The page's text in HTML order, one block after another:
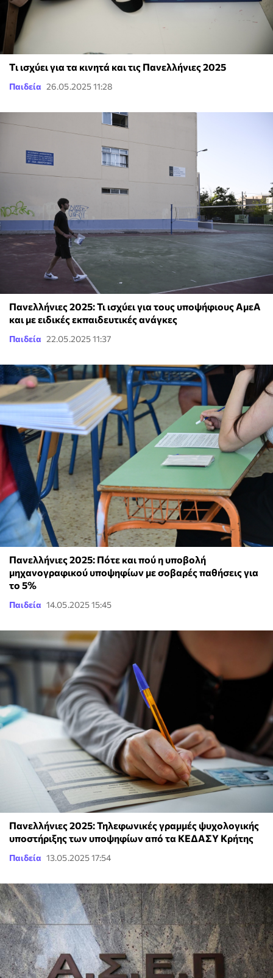
Tι ισχύει για τα κινητά και τις Πανελλήνιες 2025
Παιδεία 26.05.2025 11:28
Πανελλήνιες 2025: Τι ισχύει για τους υποψήφιους ΑμεΑ
και με ειδικές εκπαιδευτικές ανάγκες
Παιδεία 22.05.2025 11:37
Πανελλήνιες 2025: Πότε και πού η υποβολή
μηχανογραφικού υποψηφίων με σοβαρές παθήσεις για
το 5%
Παιδεία 14.05.2025 15:45
Πανελλήνιες 2025: Τηλεφωνικές γραμμές ψυχολογικής
υποστήριξης των υποψηφίων από τα ΚΕΔΑΣΥ Κρήτης
Παιδεία 13.05.2025 17:54